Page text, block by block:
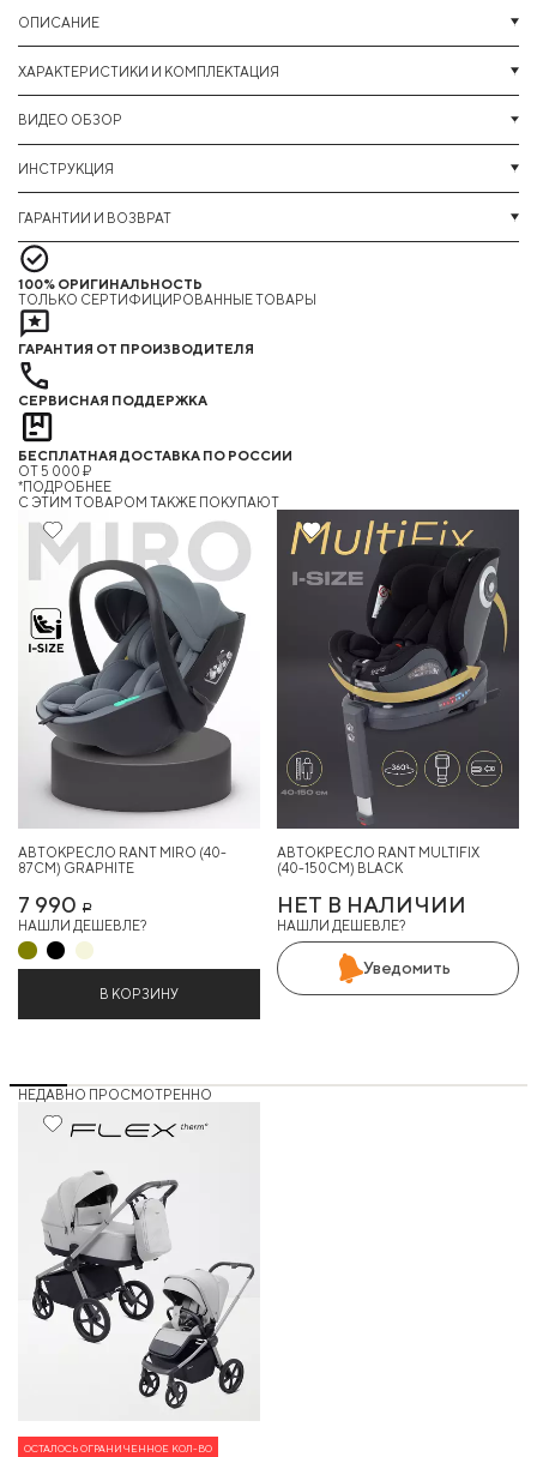
ОПИСАНИЕ
ХАРАКТЕРИСТИКИ И КОМПЛЕКТАЦИЯ
ВИДЕО ОБЗОР
ИНСТРУКЦИЯ
ГАРАНТИИ И ВОЗВРАТ
100% ОРИГИНАЛЬНОСТЬ
ТОЛЬКО СЕРТИФИЦИРОВАННЫЕ ТОВАРЫ
ГАРАНТИЯ ОТ ПРОИЗВОДИТЕЛЯ
СЕРВИСНАЯ ПОДДЕРЖКА
БЕСПЛАТНАЯ ДОСТАВКА ПО РОССИИ
ОТ 5 000 ₽
*ПОДРОБНЕЕ
C ЭТИМ ТОВАРОМ ТАКЖЕ ПОКУПАЮТ
АВТОКРЕСЛО RANT MIRO (40-
87СМ) GRAPHITE
7 990 Р
НАШЛИ ДЕШЕВЛЕ?
В КОРЗИНУ
10% Хит
АВТОКРЕСЛО RANT MULTIFIX
(40-150СМ) BLACK
НЕТ В НАЛИЧИИ
НАШЛИ ДЕШЕВЛЕ?
Уведомить
НЕДАВНО ПРОСМОТРЕННО
Хит
ОСТАЛОСЬ ОГРАНИЧЕННОЕ КОЛ-ВО